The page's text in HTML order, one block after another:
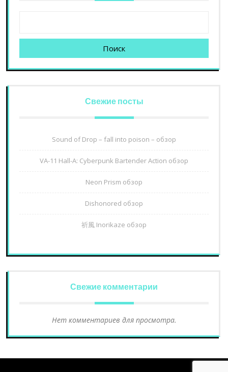
Поиск
Свежие посты
Sound of Drop – fall into poison – обзор
VA-11 Hall-A: Cyberpunk Bartender Action обзор
Neon Prism обзор
Dishonored обзор
祈風 Inorikaze обзор
Свежие комментарии
Нет комментариев для просмотра.